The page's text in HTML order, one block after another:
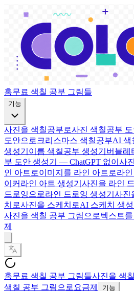
홈무료 색칠 공부 그림들
기능
사진을 색칠공부로사진 색칠공부
도안으로 크리스마스 색칠공부AI 색
생성기 이름 색칠공부 생성기 버블레
부 도안 생성기 — ChatGPT 없이 사
인 아트로이미지를 라인 아트로라인
이커 라인 아트 생성기 사진을 라인
드로잉으로라인 드로잉 생성기 사진
치로사진을 스케치로AI 스케치 생성
사진을 색칠 공부 그림으로텍스트
제
홈무료 색칠 공부 그림들사진을 색
색칠 공부 그림으로 요금제 기능